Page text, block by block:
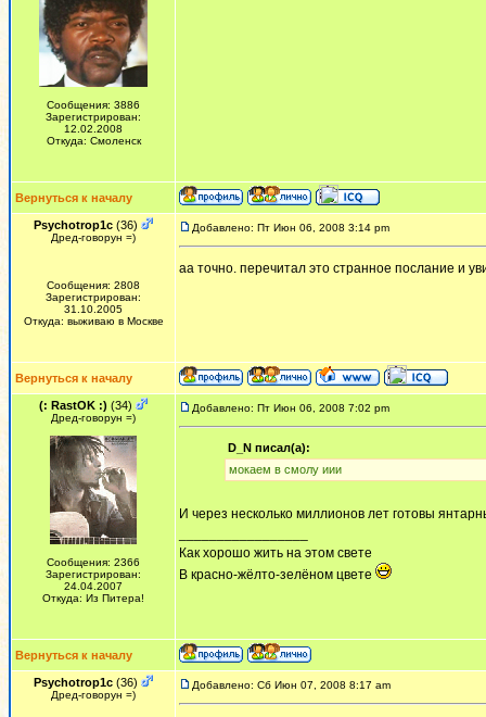
Сообщения: 3886
Зарегистрирован:
12.02.2008
Откуда: Смоленск
Вернуться к началу
Psychotrop1c (36)
Дред-говорун =)
Сообщения: 2808
Зарегистрирован:
31.10.2005
Откуда: выживаю в Москве
Добавлено: Пт Июн 06, 2008 3:14 pm
аа точно. перечитал это странное послание и
Вернуться к началу
(: RastOK :) (34)
Дред-говорун =)
Сообщения: 2366
Зарегистрирован:
24.04.2007
Откуда: Из Питера!
Добавлено: Пт Июн 06, 2008 7:02 pm
D_N писал(а):
мокаем в смолу иии
И через несколько миллионов лет готовы
Как хорошо жить на этом свете
В красно-жёлто-зелёном цвете
Вернуться к началу
Psychotrop1c (36)
Дред-говорун =)
Добавлено: Сб Июн 07, 2008 8:17 am